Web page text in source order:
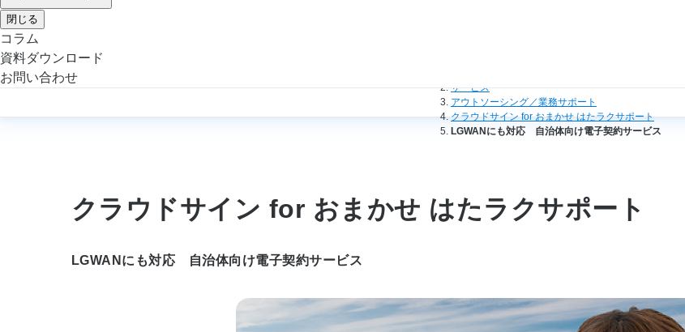
閉じる
コラム
資料ダウンロード
お問い合わせ
サービス
アウトソーシング／業務サポート
クラウドサイン for おまかせ はたラクサポート
LGWANにも対応 自治体向け電子契約サービス
クラウドサイン for おまかせ はたラクサポート
LGWANにも対応 自治体向け電子契約サービス